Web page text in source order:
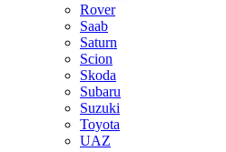
Rover
Saab
Saturn
Scion
Skoda
Subaru
Suzuki
Toyota
UAZ